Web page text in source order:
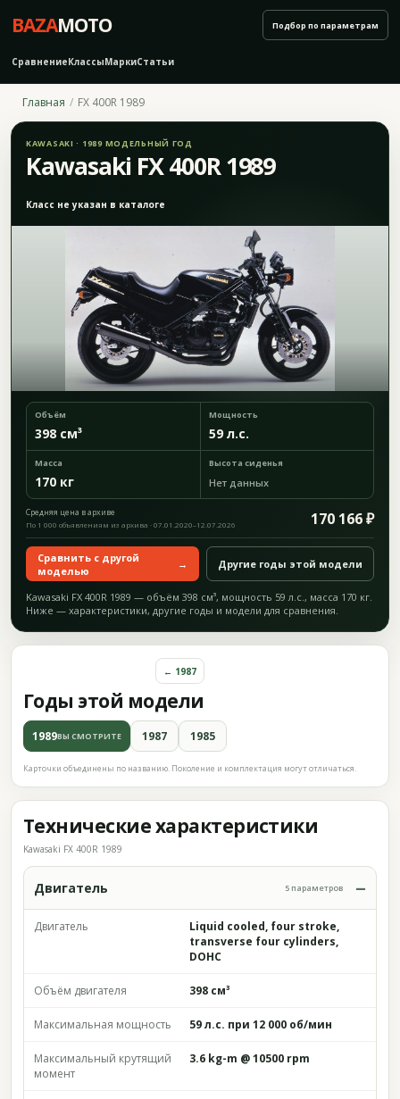
BAZAMOTO
СравнениеКлассыМаркиСтатьи
Подбор по параметрам
Главная FX 400R 1989
KAWASAKI · 1989 МОДЕЛЬНЫЙ ГОД
Kawasaki FX 400R 1989
Класс не указан в каталоге
Объём
398 см³
Мощность
59 л.с.
Масса
170 кг
Высота сиденья
Нет данных
Средняя цена в архиве 170 166 ₽
По 1 000 объявлениям из архива · 07.01.2020–12.07.2026
Сравнить с другой
моделью
→ Другие годы этой модели
Kawasaki FX 400R 1989 — объём 398 см³, мощность 59 л.с., масса 170 кг.
Ниже — характеристики, другие годы и модели для сравнения.
Годы этой модели
← 1987
1989ВЫ СМОТРИТЕ 1987 1985
Карточки объединены по названию. Поколение и комплектация могут отличаться.
Технические характеристики
Kawasaki FX 400R 1989
Двигатель 5 параметров
Двигатель
Liquid cooled, four stroke,
transverse four cylinders,
DOHC
Объём двигателя 398 см³
Максимальная мощность 59 л.с. при 12 000 об/мин
Максимальный крутящий
момент
3.6 kg-m @ 10500 rpm